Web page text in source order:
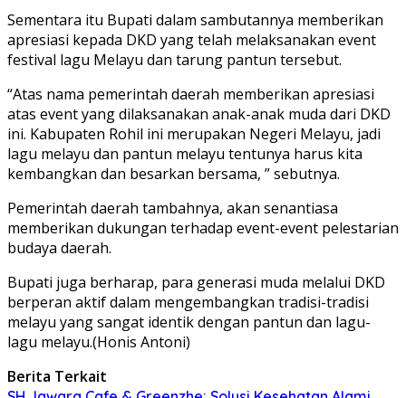
Sementara itu Bupati dalam sambutannya memberikan
apresiasi kepada DKD yang telah melaksanakan event
festival lagu Melayu dan tarung pantun tersebut.
“Atas nama pemerintah daerah memberikan apresiasi
atas event yang dilaksanakan anak-anak muda dari DKD
ini. Kabupaten Rohil ini merupakan Negeri Melayu, jadi
lagu melayu dan pantun melayu tentunya harus kita
kembangkan dan besarkan bersama, ” sebutnya.
Pemerintah daerah tambahnya, akan senantiasa
memberikan dukungan terhadap event-event pelestarian
budaya daerah.
Bupati juga berharap, para generasi muda melalui DKD
berperan aktif dalam mengembangkan tradisi-tradisi
melayu yang sangat identik dengan pantun dan lagu-
lagu melayu.(Honis Antoni)
Berita Terkait